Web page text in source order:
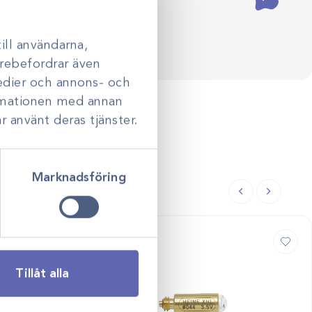
användarna,
även
och annons- och
med annan
deras tjänster.
Marknadsföring
Tillåt alla